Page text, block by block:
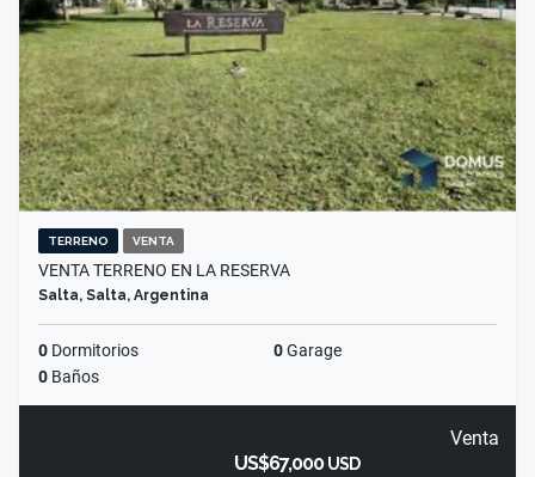
TERRENO VENTA
VENTA TERRENO EN LA RESERVA
Salta, Salta, Argentina
0 Dormitorios 0Garage
0 Baños
Venta
US$67,000USD